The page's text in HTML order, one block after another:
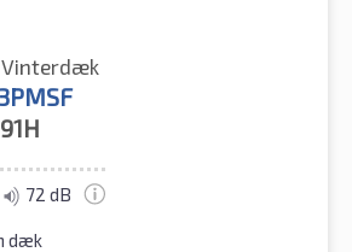
Vinterdæk
91H
72 dB
dæk